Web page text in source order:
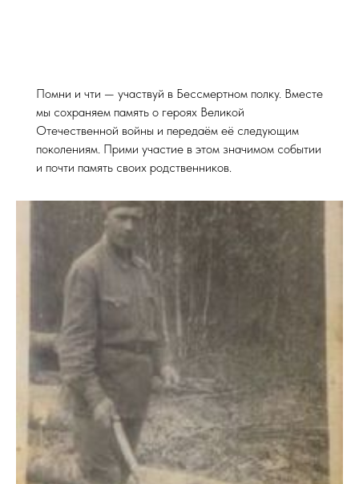
Помни и чти — участвуй в Бессмертном полку. Вместе
мы сохраняем память о героях Великой
Отечественной войны и передаём её следующим
поколениям. Прими участие в этом значимом событии
и почти память своих родственников.